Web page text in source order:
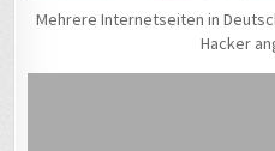
Mehrere Internetseiten in
Hacker